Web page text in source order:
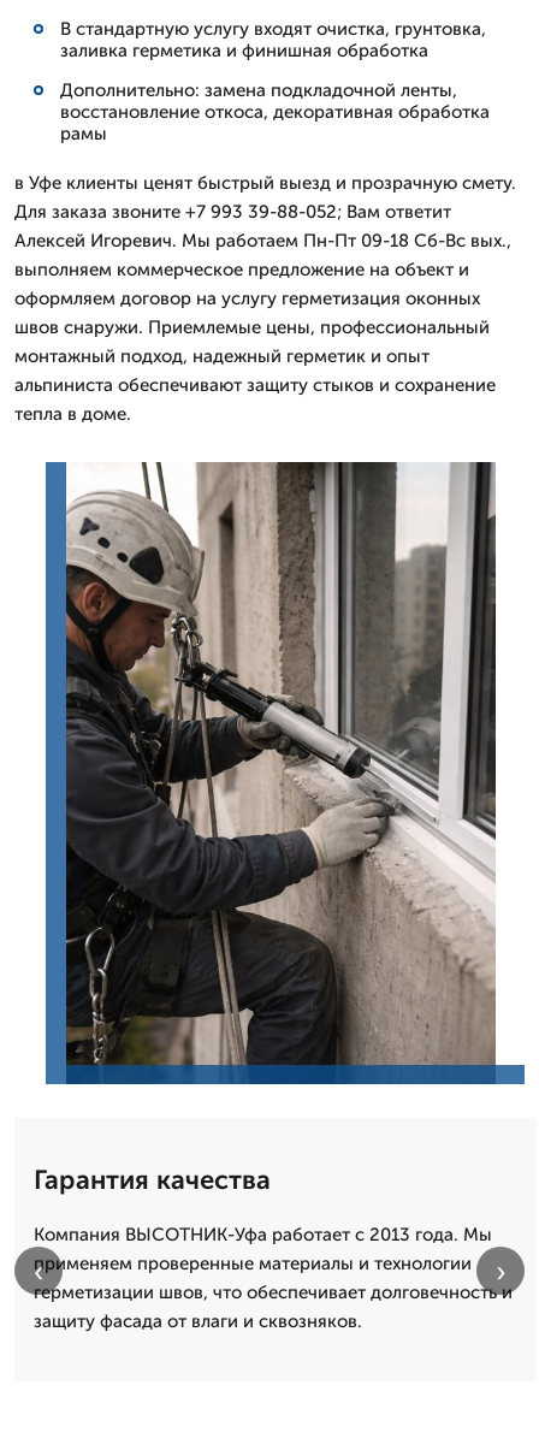
В стандартную услугу входят очистка, грунтовка,
заливка герметика и финишная обработка
Дополнительно: замена подкладочной ленты,
восстановление откоса, декоративная обработка
рамы
в Уфе клиенты ценят быстрый выезд и прозрачную смету.
Для заказа звоните +7 993 39-88-052; Вам ответит
Алексей Игоревич. Мы работаем Пн-Пт 09-18 Сб-Вс вых.,
выполняем коммерческое предложение на объект и
оформляем договор на услугу герметизация оконных
швов снаружи. Приемлемые цены, профессиональный
монтажный подход, надежный герметик и опыт
альпиниста обеспечивают защиту стыков и сохранение
тепла в доме.
Гарантия качества
Компания ВЫСОТНИК-Уфа работает с 2013 года. Мы
применяем проверенные материалы и технологии
герметизации швов, что обеспечивает долговечность и
защиту фасада от влаги и сквозняков.
‹ ›